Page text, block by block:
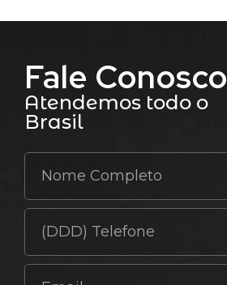
Fale Conosco
Atendemos todo o
Brasil